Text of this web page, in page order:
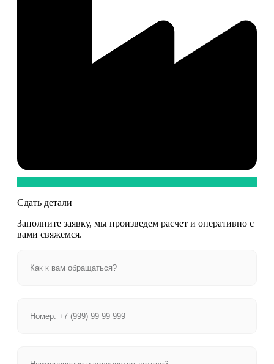
Сдать детали
Заполните заявку, мы произведем расчет и оперативно с
вами свяжемся.